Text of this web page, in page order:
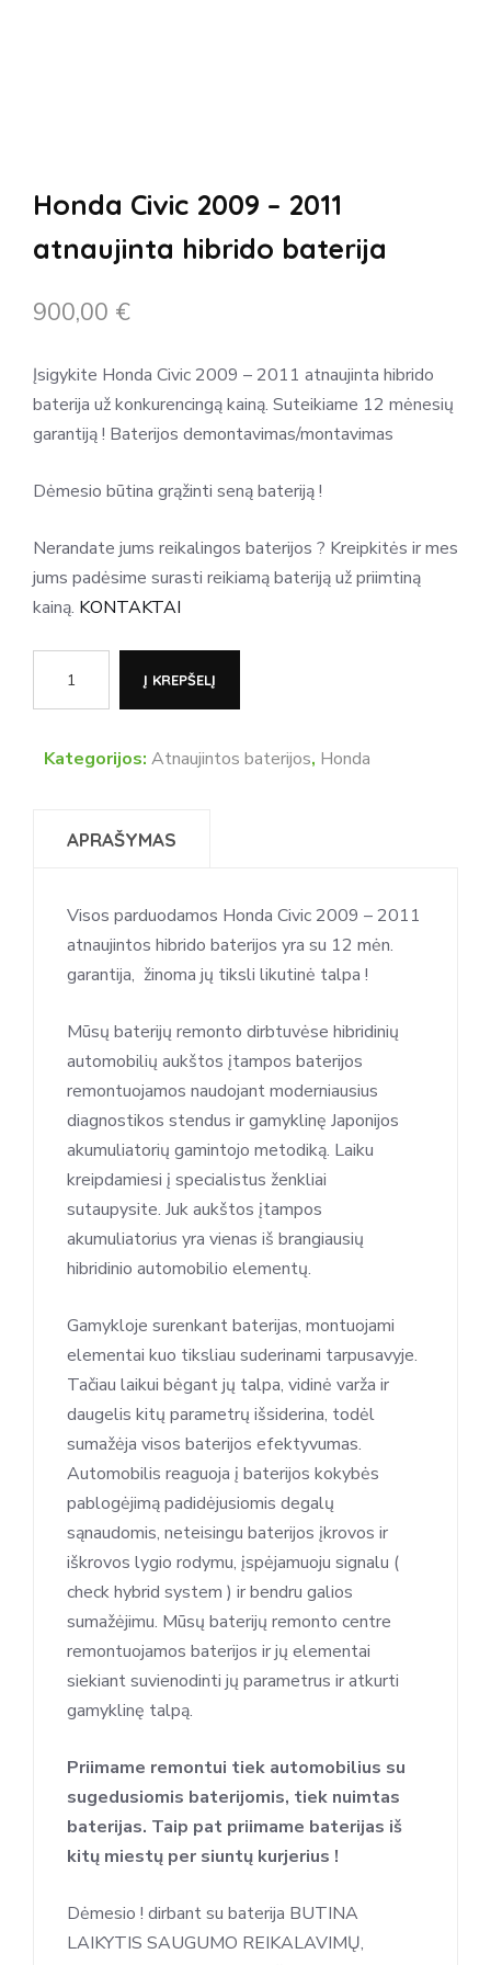
Honda Civic 2009 – 2011
atnaujinta hibrido baterija
900,00 €
Įsigykite Honda Civic 2009 – 2011 atnaujinta hibrido
baterija už konkurencingą kainą. Suteikiame 12 mėnesių
garantiją ! Baterijos demontavimas/montavimas
Dėmesio būtina grąžinti seną bateriją !
Nerandate jums reikalingos baterijos ? Kreipkitės ir mes
jums padėsime surasti reikiamą bateriją už priimtiną
kainą. KONTAKTAI
kiekis:
Civic
2011
Į KREPŠELĮ
Kategorijos: Atnaujintos baterijos, Honda
APRAŠYMAS
Visos parduodamos Honda Civic 2009 – 2011
atnaujintos hibrido baterijos yra su 12 mėn.
garantija, žinoma jų tiksli likutinė talpa !
Mūsų baterijų remonto dirbtuvėse hibridinių
automobilių aukštos įtampos baterijos
remontuojamos naudojant moderniausius
diagnostikos stendus ir gamyklinę Japonijos
akumuliatorių gamintojo metodiką. Laiku
kreipdamiesi į specialistus ženkliai
sutaupysite. Juk aukštos įtampos
akumuliatorius yra vienas iš brangiausių
hibridinio automobilio elementų.
Gamykloje surenkant baterijas, montuojami
elementai kuo tiksliau suderinami tarpusavyje.
Tačiau laikui bėgant jų talpa, vidinė varža ir
daugelis kitų parametrų išsiderina, todėl
sumažėja visos baterijos efektyvumas.
Automobilis reaguoja į baterijos kokybės
pablogėjimą padidėjusiomis degalų
sąnaudomis, neteisingu baterijos įkrovos ir
iškrovos lygio rodymu, įspėjamuoju signalu (
check hybrid system ) ir bendru galios
sumažėjimu. Mūsų baterijų remonto centre
remontuojamos baterijos ir jų elementai
siekiant suvienodinti jų parametrus ir atkurti
gamyklinę talpą.
Priimame remontui tiek automobilius su
sugedusiomis baterijomis, tiek nuimtas
baterijas. Taip pat priimame baterijas iš
kitų miestų per siuntų kurjerius !
Dėmesio ! dirbant su baterija BUTINA
LAIKYTIS SAUGUMO REIKALAVIMŲ,